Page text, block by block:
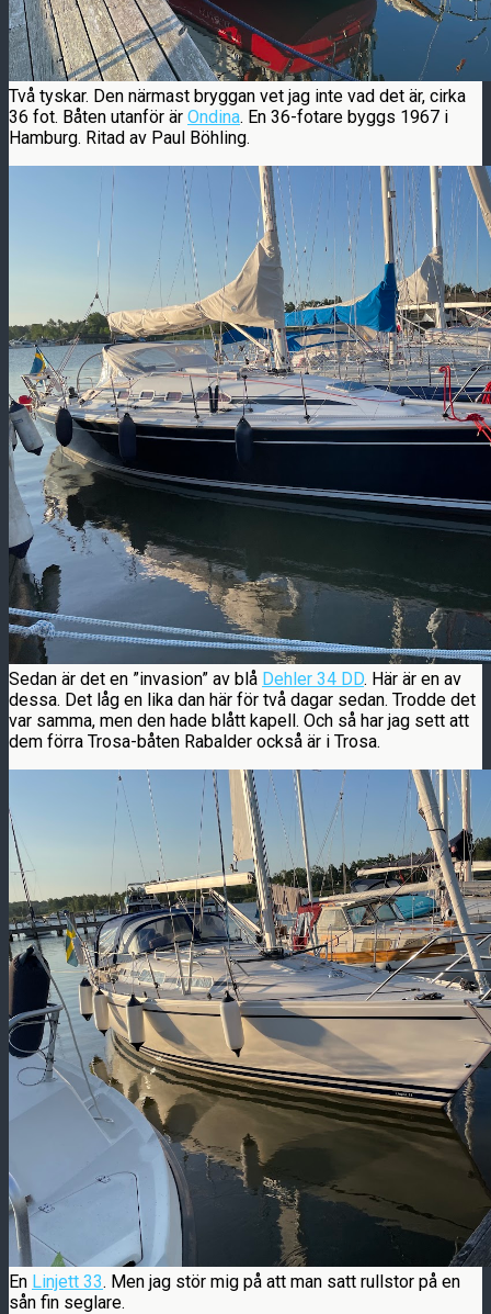
Två tyskar. Den närmast bryggan vet jag inte vad det är, cirka
36 fot. Båten utanför är Ondina. En 36-fotare byggs 1967 i
Hamburg. Ritad av Paul Böhling.
Sedan är det en ”invasion” av blå Dehler 34 DD. Här är en av
dessa. Det låg en lika dan här för två dagar sedan. Trodde det
var samma, men den hade blått kapell. Och så har jag sett att
dem förra Trosa-båten Rabalder också är i Trosa.
En Linjett 33. Men jag stör mig på att man satt rullstor på en
sån fin seglare.